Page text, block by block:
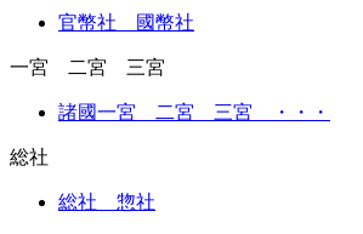
官幣社 國幣社
一宮 二宮 三宮
諸國一宮 二宮 三宮 ・・・
総社
総社 惣社